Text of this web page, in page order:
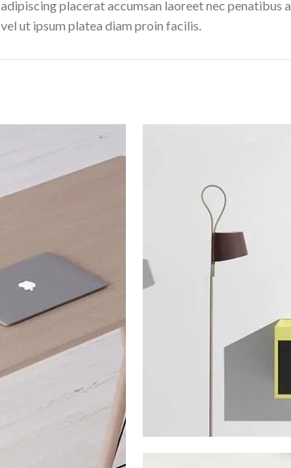
adipiscing placerat accumsan laoreet nec penatibus a
vel ut ipsum platea diam proin facilis.